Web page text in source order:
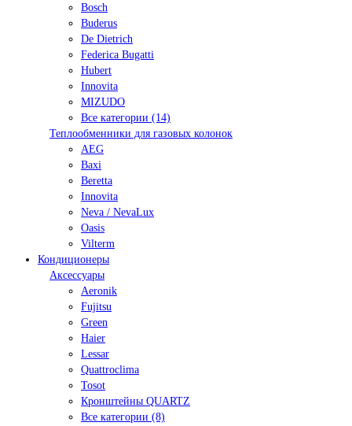
Bosch
Buderus
De Dietrich
Federica Bugatti
Hubert
Innovita
MIZUDO
Все категории (14)
Теплообменники для газовых колонок
AEG
Baxi
Beretta
Innovita
Neva / NevaLux
Oasis
Vilterm
Кондиционеры
Аксессуары
Aeronik
Fujitsu
Green
Haier
Lessar
Quattroclima
Tosot
Кронштейны QUARTZ
Все категории (8)